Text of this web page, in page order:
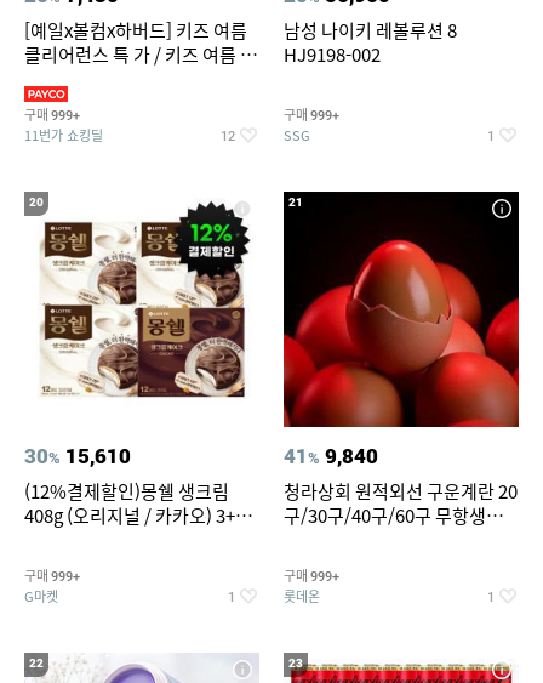
[예일x볼컴x하버드] 키즈 여름
클리어런스 특 가 / 키즈 여름 수
구매 999+
11번가 쇼킹딜 12
남성 나이키 레볼루션 8
HJ9198-002
구매 999+
SSG 1
20
30% 15,610
(12%결제할인)몽쉘 생크림
408g (오리지널 / 카카오) 3+1
구매 999+
G마켓 1
21
41% 9,840
청라상회 원적외선 구운계란 20
구/30구/40구/60구 무항생제
구매 999+
롯데온 1
22 23